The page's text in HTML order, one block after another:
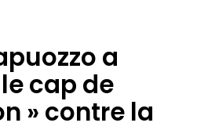
a
cap de
» contre la